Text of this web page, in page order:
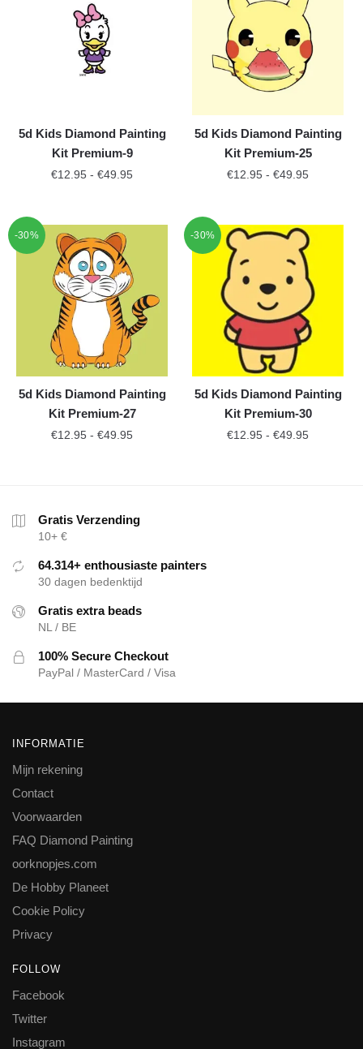
5d Kids Diamond Painting
Kit Premium-9
€12.95 - €49.95
5d Kids Diamond Painting
Kit Premium-25
€12.95 - €49.95
-30%
5d Kids Diamond Painting
Kit Premium-27
€12.95 - €49.95
-30%
5d Kids Diamond Painting
Kit Premium-30
€12.95 - €49.95
Gratis Verzending
10+ €
64.314+ enthousiaste painters
30 dagen bedenktijd
Gratis extra beads
NL / BE
100% Secure Checkout
PayPal / MasterCard / Visa
INFORMATIE
Mijn rekening
Contact
Voorwaarden
FAQ Diamond Painting
oorknopjes.com
De Hobby Planeet
Cookie Policy
Privacy
FOLLOW
Facebook
Twitter
Instagram